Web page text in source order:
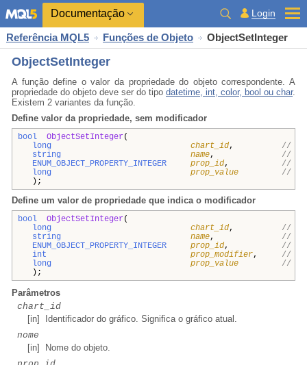
Documentação Login
Referência MQL5 Funções de Objeto ObjectSetInteger
ObjectSetInteger
A função define o valor da propriedade do objeto correspondente. A
propriedade do objeto deve ser do tipo datetime, int, color, bool ou char.
Existem 2 variantes da função.
Define valor da propriedade, sem modificador
bool ObjectSetInteger(
long
chart_id, //
string
name, //
ENUM_OBJECT_PROPERTY_INTEGER
prop_id, //
long
prop_value
//
);
Define um valor de propriedade que indica o modificador
bool ObjectSetInteger(
long
chart_id, //
string
name, //
ENUM_OBJECT_PROPERTY_INTEGER
prop_id, //
int
prop_modifier, //
long
prop_value
//
);
Parâmetros
chart_id
[in] Identificador do gráfico. Significa o gráfico atual.
nome
[in] Nome do objeto.